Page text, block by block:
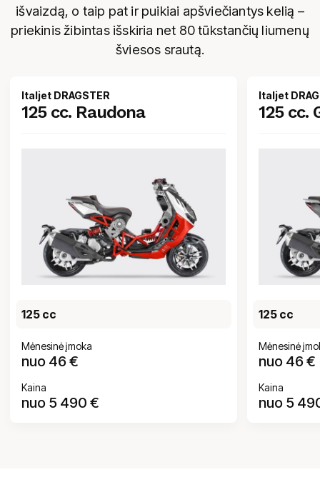
išvaizdą, o taip pat ir puikiai apšviečiantys kelią –
priekinis žibintas išskiria net 80 tūkstančių liumenų
šviesos srautą.
Italjet DRAGSTER
125 cc. Raudona
125 cc
Mėnesinė įmoka
nuo 46€
Kaina
nuo 5 490 €
Italjet
125 cc.
125 cc
Mėnesinė
nuo 46€
Kaina
nuo 5